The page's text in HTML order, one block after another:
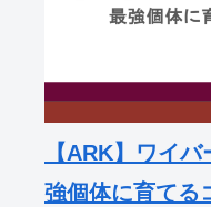
【ARK】ワイ
強個体に育てる